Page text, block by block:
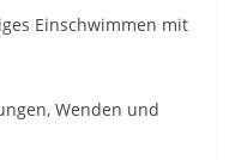
Einschwimmen mit
Wenden und